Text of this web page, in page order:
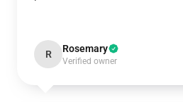
R Rosemary
Verified owner